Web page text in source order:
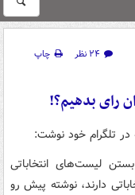
۲۴ نظر
چاپ
رای بدهیم؟!
در تلگرام خود نوشت:
لیست‌های انتخاباتی
دارند، نوشته پیش رو